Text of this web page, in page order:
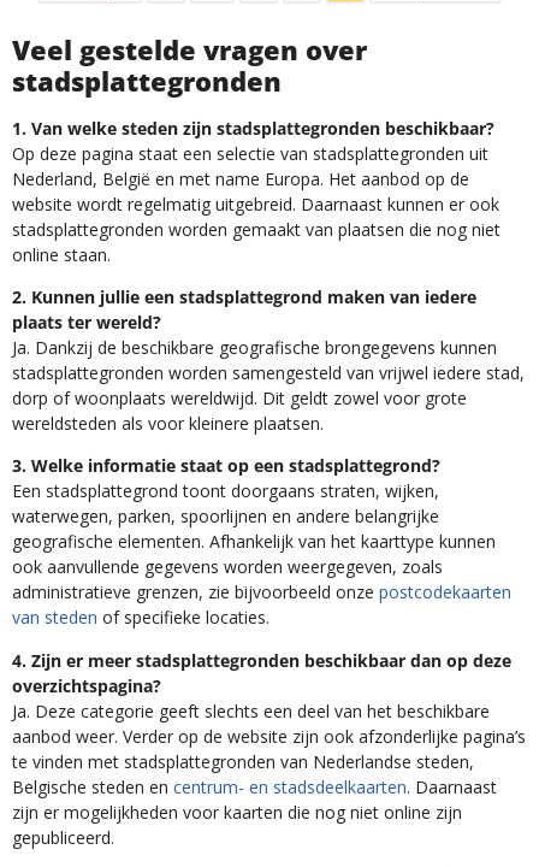
Veel gestelde vragen over
stadsplattegronden
1. Van welke steden zijn stadsplattegronden beschikbaar?
Op deze pagina staat een selectie van stadsplattegronden uit
Nederland, België en met name Europa. Het aanbod op de
website wordt regelmatig uitgebreid. Daarnaast kunnen er ook
stadsplattegronden worden gemaakt van plaatsen die nog niet
online staan.
2. Kunnen jullie een stadsplattegrond maken van iedere
plaats ter wereld?
Ja. Dankzij de beschikbare geografische brongegevens kunnen
stadsplattegronden worden samengesteld van vrijwel iedere stad,
dorp of woonplaats wereldwijd. Dit geldt zowel voor grote
wereldsteden als voor kleinere plaatsen.
3. Welke informatie staat op een stadsplattegrond?
Een stadsplattegrond toont doorgaans straten, wijken,
waterwegen, parken, spoorlijnen en andere belangrijke
geografische elementen. Afhankelijk van het kaarttype kunnen
ook aanvullende gegevens worden weergegeven, zoals
administratieve grenzen, zie bijvoorbeeld onze postcodekaarten
van steden of specifieke locaties.
4. Zijn er meer stadsplattegronden beschikbaar dan op deze
overzichtspagina?
Ja. Deze categorie geeft slechts een deel van het beschikbare
aanbod weer. Verder op de website zijn ook afzonderlijke pagina’s
te vinden met stadsplattegronden van Nederlandse steden,
Belgische steden en centrum- en stadsdeelkaarten. Daarnaast
zijn er mogelijkheden voor kaarten die nog niet online zijn
gepubliceerd.